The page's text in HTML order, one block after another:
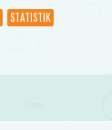
STATISTIK